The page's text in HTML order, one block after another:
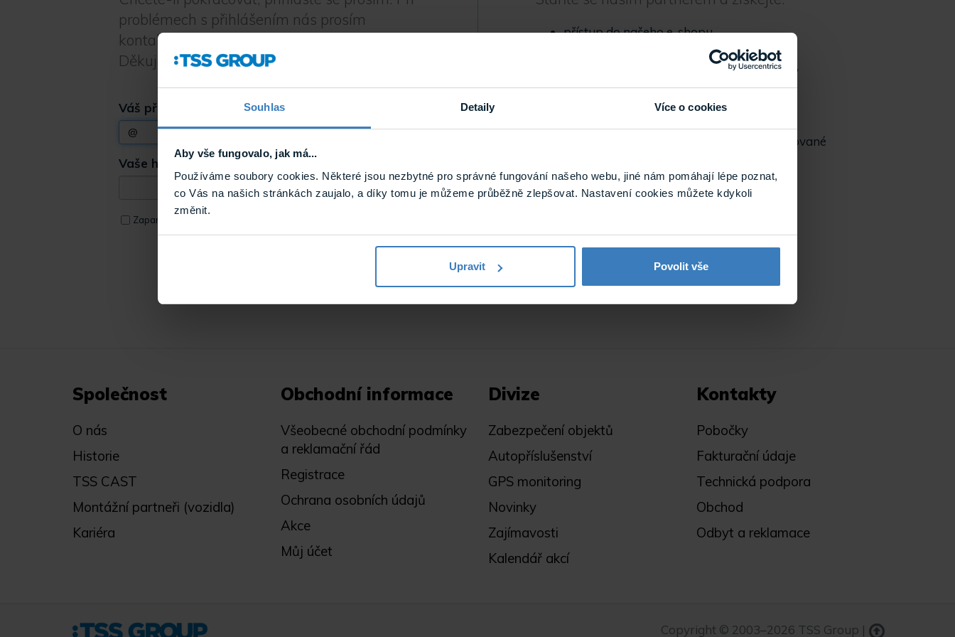
Souhlas Detaily Více o cookies
Aby vše fungovalo, jak má...
Používáme soubory cookies. Některé jsou nezbytné pro správné fungování našeho webu, jiné nám pomáhají lépe poznat,
co Vás na našich stránkách zaujalo, a díky tomu je můžeme průběžně zlepšovat. Nastavení cookies můžete kdykoli
změnit.
Upravit Povolit vše
problémech s přihlášením nás prosím
kontaktujte prostřednictvím
Děkujeme za pochopení.
Váš přihlašovací e-mail*
Vaše heslo
Zapamatovat přihlášení
přístup do našeho e-shopu,
zákaznický portál Moje TSS,
možnost využívat akční nabídky produktů,
projektovou podporu.
Více informací o hlavních výhodách pro registrované
Společnost
O nás
Historie
TSS CAST
Montážní partneři (vozidla)
Kariéra
Obchodní informace
Všeobecné obchodní podmínky
a reklamační řád
Registrace
Ochrana osobních údajů
Akce
Můj účet
Divize
Zabezpečení objektů
Autopříslušenství
GPS monitoring
Novinky
Zajímavosti
Kalendář akcí
Kontakty
Pobočky
Fakturační údaje
Technická podpora
Obchod
Odbyt a reklamace
Copyright © 2003–2026 TSS Group |